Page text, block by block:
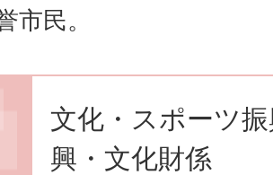
市民。
文化・スポーツ
興・文化財係